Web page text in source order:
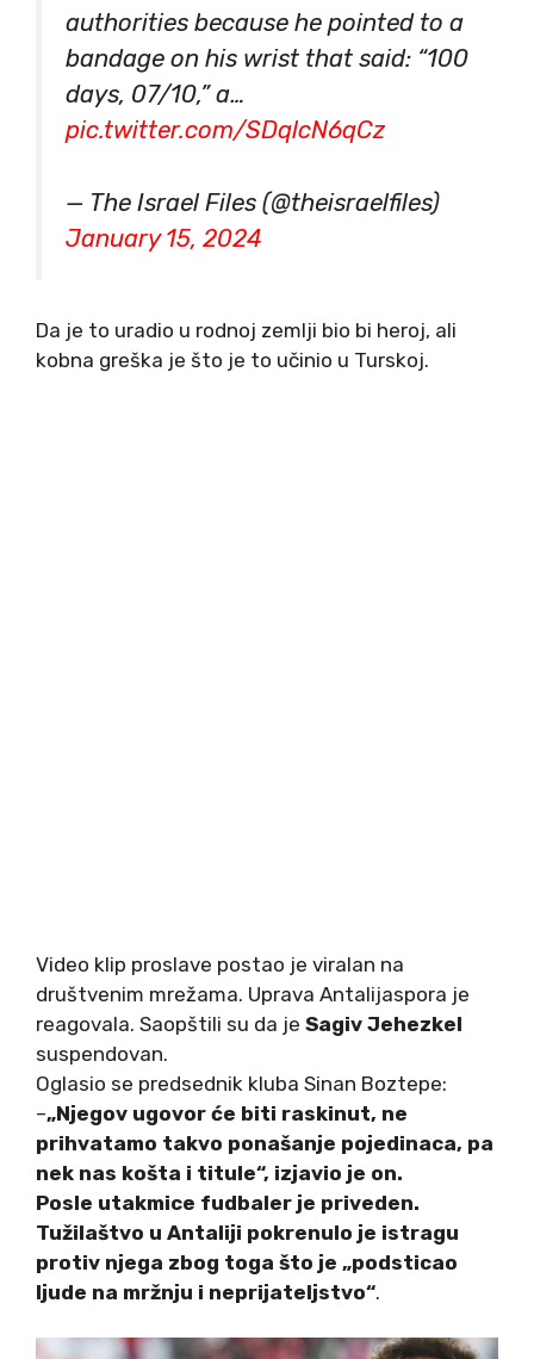
authorities because he pointed to a
bandage on his wrist that said: “100
days, 07/10,” a…
pic.twitter.com/SDqlcN6qCz
— The Israel Files (@theisraelfiles)
January 15, 2024
Da je to uradio u rodnoj zemlji bio bi heroj, ali
kobna greška je što je to učinio u Turskoj.
Video klip proslave postao je viralan na
društvenim mrežama. Uprava Antalijaspora je
reagovala. Saopštili su da je Sagiv Jehezkel
suspendovan.
Oglasio se predsednik kluba Sinan Boztepe:
–„Njegov ugovor će biti raskinut, ne
prihvatamo takvo ponašanje pojedinaca, pa
nek nas košta i titule“, izjavio je on.
Posle utakmice fudbaler je priveden.
Tužilaštvo u Antaliji pokrenulo je istragu
protiv njega zbog toga što je „podsticao
ljude na mržnju i neprijateljstvo“.